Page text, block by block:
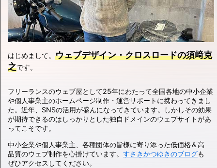
はじめまして。 ウェブデザイン・クロスロードの須﨑克
之です。
フリーランスのウェブ屋として25年にわたって全国各地の中小企業
や個人事業主のホームページ制作・運営サポートに携わってきまし
た。近年、SNSの活用が盛んになってきています。しかしその効果
が期待できるのはしっかりとした独自ドメインのウェブサイトがあ
ってこそです。
中小企業や個人事業主、各種団体の皆様に寄り添った低価格＆高
品質のウェブ制作を心掛けています。 すさきかつゆきのブログも
ぜひアクセスしてください。